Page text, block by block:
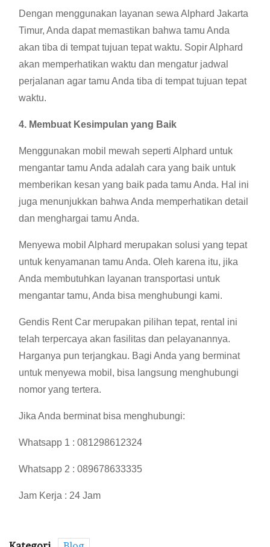
Dengan menggunakan layanan sewa Alphard Jakarta
Timur, Anda dapat memastikan bahwa tamu Anda
akan tiba di tempat tujuan tepat waktu. Sopir Alphard
akan memperhatikan waktu dan mengatur jadwal
perjalanan agar tamu Anda tiba di tempat tujuan tepat
waktu.
4. Membuat Kesimpulan yang Baik
Menggunakan mobil mewah seperti Alphard untuk
mengantar tamu Anda adalah cara yang baik untuk
memberikan kesan yang baik pada tamu Anda. Hal ini
juga menunjukkan bahwa Anda memperhatikan detail
dan menghargai tamu Anda.
Menyewa mobil Alphard merupakan solusi yang tepat
untuk kenyamanan tamu Anda. Oleh karena itu, jika
Anda membutuhkan layanan transportasi untuk
mengantar tamu, Anda bisa menghubungi kami.
Gendis Rent Car merupakan pilihan tepat, rental ini
telah terpercaya akan fasilitas dan pelayanannya.
Harganya pun terjangkau. Bagi Anda yang berminat
untuk menyewa mobil, bisa langsung menghubungi
nomor yang tertera.
Jika Anda berminat bisa menghubungi:
Whatsapp 1 : 081298612324
Whatsapp 2 : 089678633335
Jam Kerja : 24 Jam